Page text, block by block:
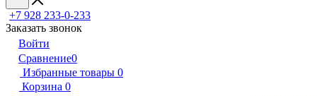
+7 928 233-0-233
Заказать звонок
Войти
Сравнение0
Избранные товары 0
Корзина 0